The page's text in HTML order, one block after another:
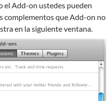
el Add-on ustedes pueden
complementos que Add-on no
en la siguiente ventana.